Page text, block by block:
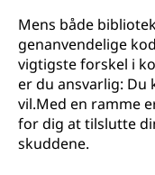
Mens både
genanvendelige
vigtigste forskel i
er du ansvarlig:
vil.Med en ramme
for dig at tilslutte
skuddene.